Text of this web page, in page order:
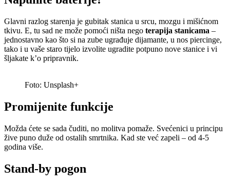
Glavni razlog starenja je gubitak stanica u srcu, mozgu i mišićnom
tkivu. E, tu sad ne može pomoći ništa nego terapija stanicama –
jednostavno kao što si na zube ugrađuje dijamante, u nos piercinge,
tako i u vaše staro tijelo izvolite ugradite potpuno nove stanice i vi
šljakate k’o pripravnik.
Foto: Unsplash+
Promijenite funkcije
Možda ćete se sada čuditi, no molitva pomaže. Svećenici u principu
žive puno duže od ostalih smrtnika. Kad ste već zapeli – od 4-5
godina više.
Stand-by pogon